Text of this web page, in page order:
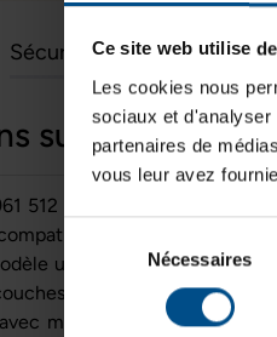
Ce site web utilise
Les cookies nous
sociaux et
partenaires de
vous leur avez
du
consentement
Nécessaires
Sécurité et informations
sur le produit
512 Go est un SSD interne
PCI‑Express.
utilise une interface
développée par
mémoire cache DRAM et